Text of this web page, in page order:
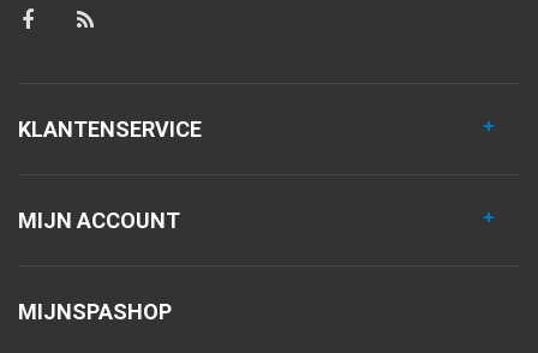
KLANTENSERVICE
MIJN ACCOUNT
MIJNSPASHOP